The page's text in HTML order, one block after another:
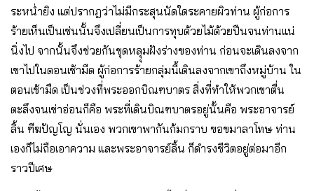
ระหน่ำยิง แต่ปรากฎว่าไม่มีกระสุนนัดใดระคายผิวท่าน ผู้ก่อการ
ร้ายเห็นเป็นเช่นนั้นจึงเปลี่ยนเป็นการทุบด้วยไม้ด้วยปืนจนท่านแน่
นิ่งไป จากนั้นจึงช่วยกันขุดหลุุมฝังร่างของท่าน ก่อนจะเดินลงจาก
เขาไปในตอนเช้ามืด ผู้ก่อการร้ายกลุ่มนี้เดินลงจากเขาถึงหมู่บ้าน ใน
ตอนเช้ามืด เป็นช่วงที่พระออกบิณฑบาตร สิ่งที่ทำให้พวกเขาตื่น
ตะลึงจนเข่าอ่อนก็คือ พระที่เดินบิณฑบาตรอยู่นั้นคือ พระอาจารย์
ลิ้น ฑีฆปัญโญ นั่นเอง พวกเขาพากันก้มกราบ ขอขมาลาโทษ ท่าน
เองก็ไม่ถือเอาความ และพระอาจารย์ลิ้น ก็ดำรงชีวิตอยู่ต่อมาอีก
ราวปีเศษ